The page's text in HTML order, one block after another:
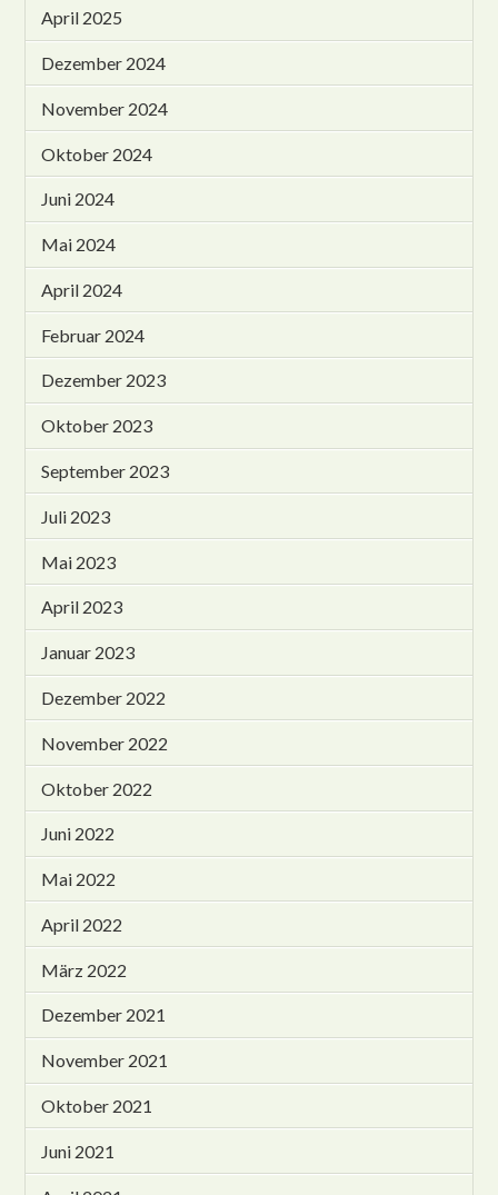
April 2025
Dezember 2024
November 2024
Oktober 2024
Juni 2024
Mai 2024
April 2024
Februar 2024
Dezember 2023
Oktober 2023
September 2023
Juli 2023
Mai 2023
April 2023
Januar 2023
Dezember 2022
November 2022
Oktober 2022
Juni 2022
Mai 2022
April 2022
März 2022
Dezember 2021
November 2021
Oktober 2021
Juni 2021